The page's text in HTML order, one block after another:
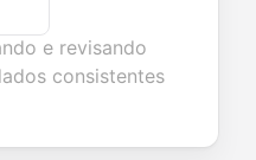
e revisando
consistentes